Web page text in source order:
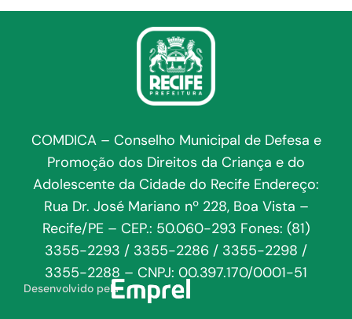
COMDICA – Conselho Municipal de Defesa e
Promoção dos Direitos da Criança e do
Adolescente da Cidade do Recife Endereço:
Rua Dr. José Mariano nº 228, Boa Vista –
Recife/PE – CEP.: 50.060-293 Fones: (81)
3355-2293 / 3355-2286 / 3355-2298 /
3355-2288 – CNPJ: 00.397.170/0001-51
Desenvolvido pela